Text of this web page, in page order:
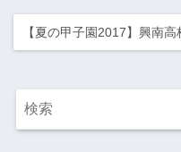
【夏の甲子園2017】興南